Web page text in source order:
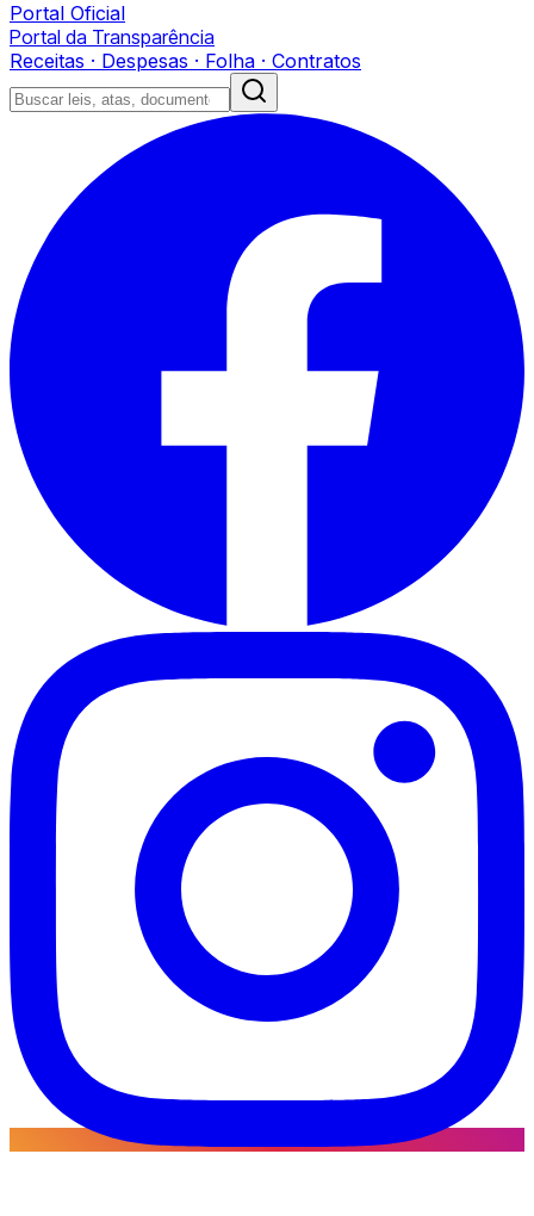
Portal Oficial
Portal da Transparência
Receitas · Despesas · Folha · Contratos